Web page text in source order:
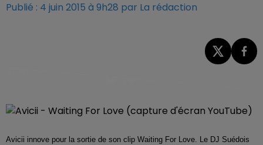
Publié : 4 juin 2015 à 9h28 par La rédaction
Avicii innove pour la sortie de son clip Waiting For Love. Le DJ Suédois